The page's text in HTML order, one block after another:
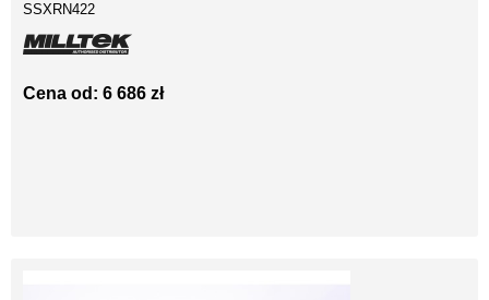
SSXRN422
Cena od: 6 686 zł